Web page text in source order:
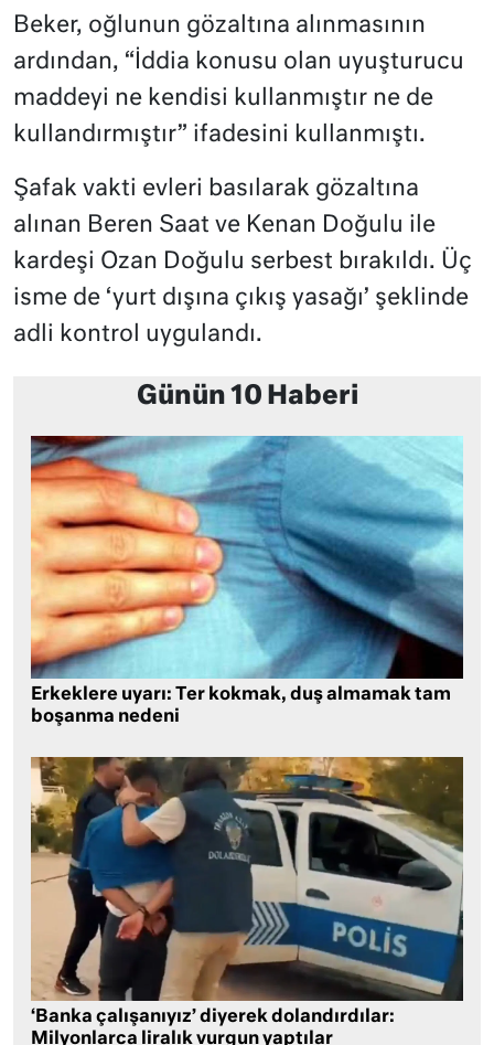
Beker, oğlunun gözaltına alınmasının
ardından, “İddia konusu olan uyuşturucu
maddeyi ne kendisi kullanmıştır ne de
kullandırmıştır” ifadesini kullanmıştı.
Şafak vakti evleri basılarak gözaltına
alınan Beren Saat ve Kenan Doğulu ile
kardeşi Ozan Doğulu serbest bırakıldı. Üç
isme de ‘yurt dışına çıkış yasağı’ şeklinde
adli kontrol uygulandı.
Günün 10 Haberi
Erkeklere uyarı: Ter kokmak, duş almamak tam
boşanma nedeni
‘Banka çalışanıyız’ diyerek dolandırdılar:
Milyonlarca liralık vurgun yaptılar